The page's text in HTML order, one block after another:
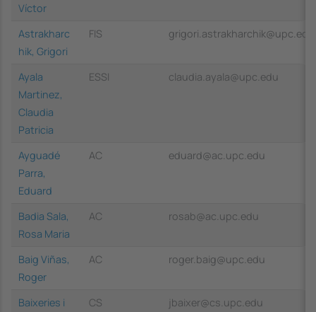
Víctor
Astrakharc
hik, Grigori
FIS grigori.astrakharchik@upc.edu
Ayala
Martinez,
Claudia
Patricia
ESSI claudia.ayala@upc.edu
Ayguadé
Parra,
Eduard
AC eduard@ac.upc.edu
Badia Sala,
Rosa Maria
AC rosab@ac.upc.edu
Baig Viñas,
Roger
AC roger.baig@upc.edu
Baixeries i
CS jbaixer@cs.upc.edu